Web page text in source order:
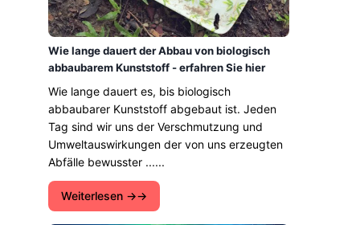
Wie lange dauert der Abbau von biologisch
abbaubarem Kunststoff - erfahren Sie hier
Wie lange dauert es, bis biologisch
abbaubarer Kunststoff abgebaut ist. Jeden
Tag sind wir uns der Verschmutzung und
Umweltauswirkungen der von uns erzeugten
Abfälle bewusster ......
Weiterlesen →